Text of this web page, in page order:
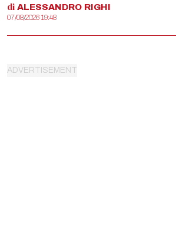
di ALESSANDRO RIGHI
07/08/2026 19:48